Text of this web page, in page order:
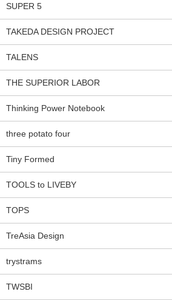
SUPER 5
TAKEDA DESIGN PROJECT
TALENS
THE SUPERIOR LABOR
Thinking Power Notebook
three potato four
Tiny Formed
TOOLS to LIVEBY
TOPS
TreAsia Design
trystrams
TWSBI